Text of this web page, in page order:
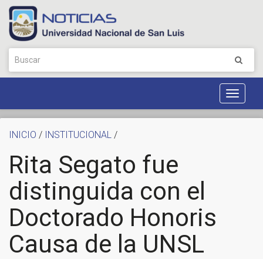
Toggle
INICIO / INSTITUCIONAL /
Rita Segato fue
distinguida con el
Doctorado Honoris
Causa de la UNSL